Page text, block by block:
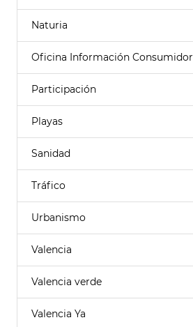
Naturia
Oficina Información Consumidor
Participación
Playas
Sanidad
Tráfico
Urbanismo
Valencia
Valencia verde
Valencia Ya